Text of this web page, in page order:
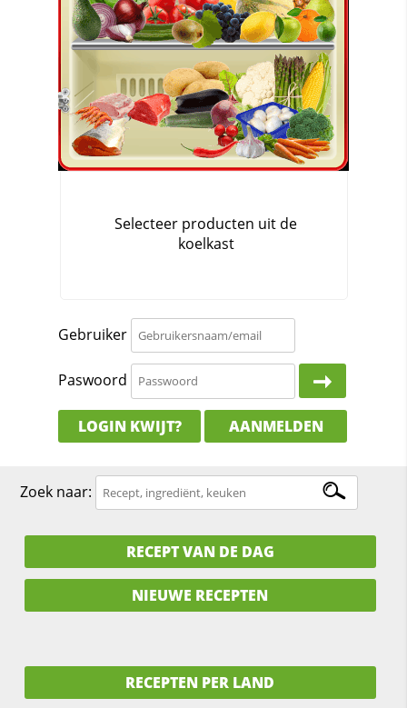
Gebruiker
Paswoord
LOGIN KWIJT? AANMELDEN
Zoek naar:
RECEPT VAN DE DAG
NIEUWE RECEPTEN
RECEPTEN PER LAND